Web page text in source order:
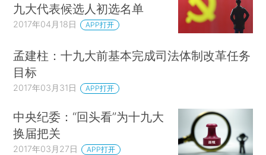
九大代表候选人初选名单
2017年04月18日 APP打开
孟建柱：十九大前基本完成司法体制改革任务
目标
2017年03月31日 APP打开
中央纪委：“回头看”为十九大
换届把关
2017年03月27日 APP打开